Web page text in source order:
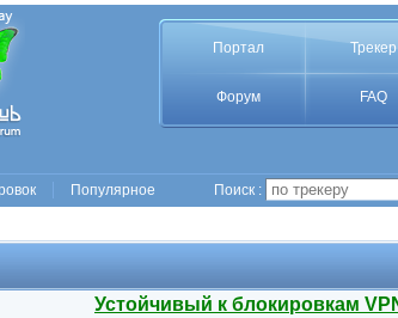
Портал Трекер
Форум FAQ
Популярное Поиск :
Устойчивый к блокировкам